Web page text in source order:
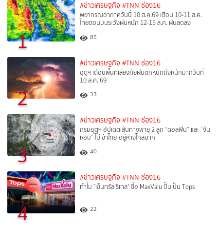
1
#ข่าวเศรษฐกิจ #TNN ช่อง16
พยากรณ์อากาศวันนี้ 10 ส.ค.69 เตือน 10-11 ส.ค.
ไทยตอนบนระวังฝนหนัก 12-15 ส.ค. ฝนลดลง
85
2
#ข่าวเศรษฐกิจ #TNN ช่อง16
อุตุฯ เตือนพื้นที่เสี่ยงภัยฝนตกหนักถึงหนักมากวันที่
10 ส.ค. 69
33
3
#ข่าวเศรษฐกิจ #TNN ช่อง16
กรมอุตุฯ อัปเดตเส้นทางพายุ 2 ลูก “ดอลฟิน” และ “จัน
หอม” ไม่เข้าไทย-อยู่ห่างไกลมาก
40
4
#ข่าวเศรษฐกิจ #TNN ช่อง16
ทำไม "เซ็นทรัล รีเทล" ซื้อ MaxValu ปั้นเป็น Tops
22